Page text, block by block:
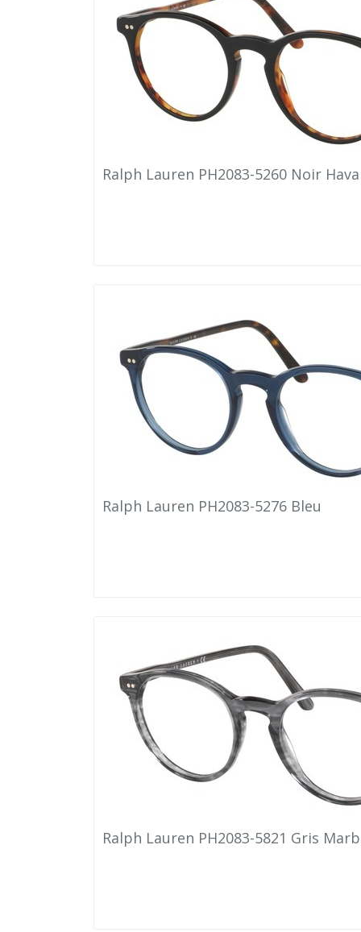
Ralph Lauren PH2083-5260 Noir
Ralph Lauren PH2083-5276 Bleu
Ralph Lauren PH2083-5821 Gris